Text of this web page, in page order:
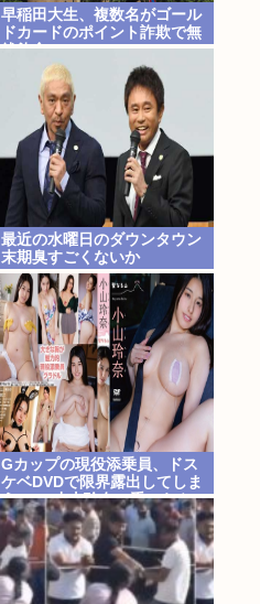
早稲田大生、複数名がゴール
ドカードのポイント詐欺で無
銭飲食
最近の水曜日のダウンタウン
末期臭すごくないか
Gカップの現役添乗員、ドス
ケベDVDで限界露出してしま
うwww小山玲奈、手ぶらや
極小ビキニで大放出！！新作
「聖なる山」の動画＆画像ま
とめ！